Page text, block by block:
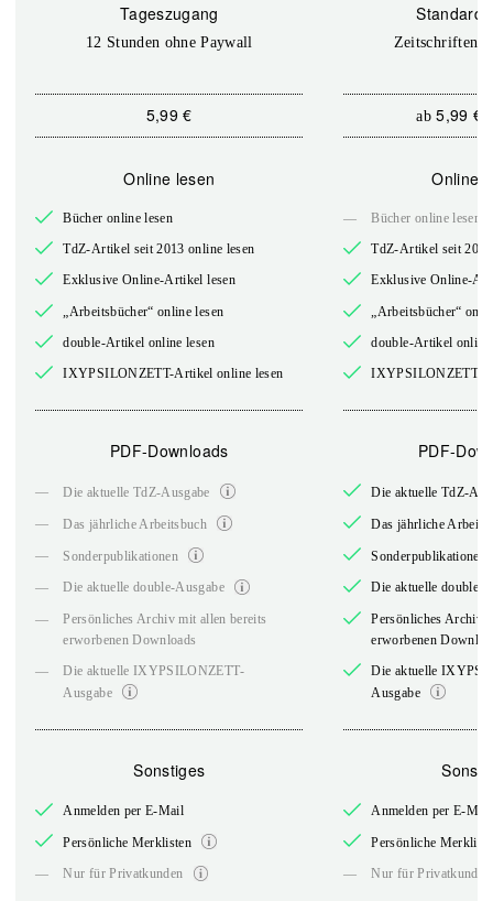
Tageszugang
12 Stunden ohne Paywall
5,99 €
Online lesen
Bücher online lesen
TdZ-Artikel seit 2013 online lesen
Exklusive Online-Artikel lesen
„Arbeitsbücher“ online lesen
double-Artikel online lesen
IXYPSILONZETT-Artikel online lesen
PDF-Downloads
— Die aktuelle TdZ-Ausgabe
— Das jährliche Arbeitsbuch
— Sonderpublikationen
— Die aktuelle double-Ausgabe
—
Persönliches Archiv mit allen bereits
erworbenen Downloads
—
Die aktuelle IXYPSILONZETT-
Ausgabe
Sonstiges
Anmelden per E-Mail
Persönliche Merklisten
— Nur für Privatkunden
Standard
Zeitschriften
ab 5,99 €
Online
— Bücher online lesen
TdZ-Artikel seit
Exklusive Online-
„Arbeitsbücher“
double-Artikel online
IXYPSILONZETT-
PDF-
Die aktuelle TdZ-
Das jährliche
Sonderpublikationen
Die aktuelle double-
Persönliches Archiv
erworbenen
Die aktuelle
Ausgabe
Anmelden per E-Mail
Persönliche
— Nur für Privatkunden